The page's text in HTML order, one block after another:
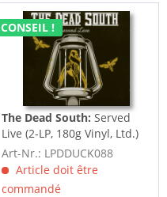
CONSEIL !
The Dead South:Served
Live (2-LP, 180g Vinyl, Ltd.)
Art-Nr.: LPDDUCK088
Article doit être
commandé